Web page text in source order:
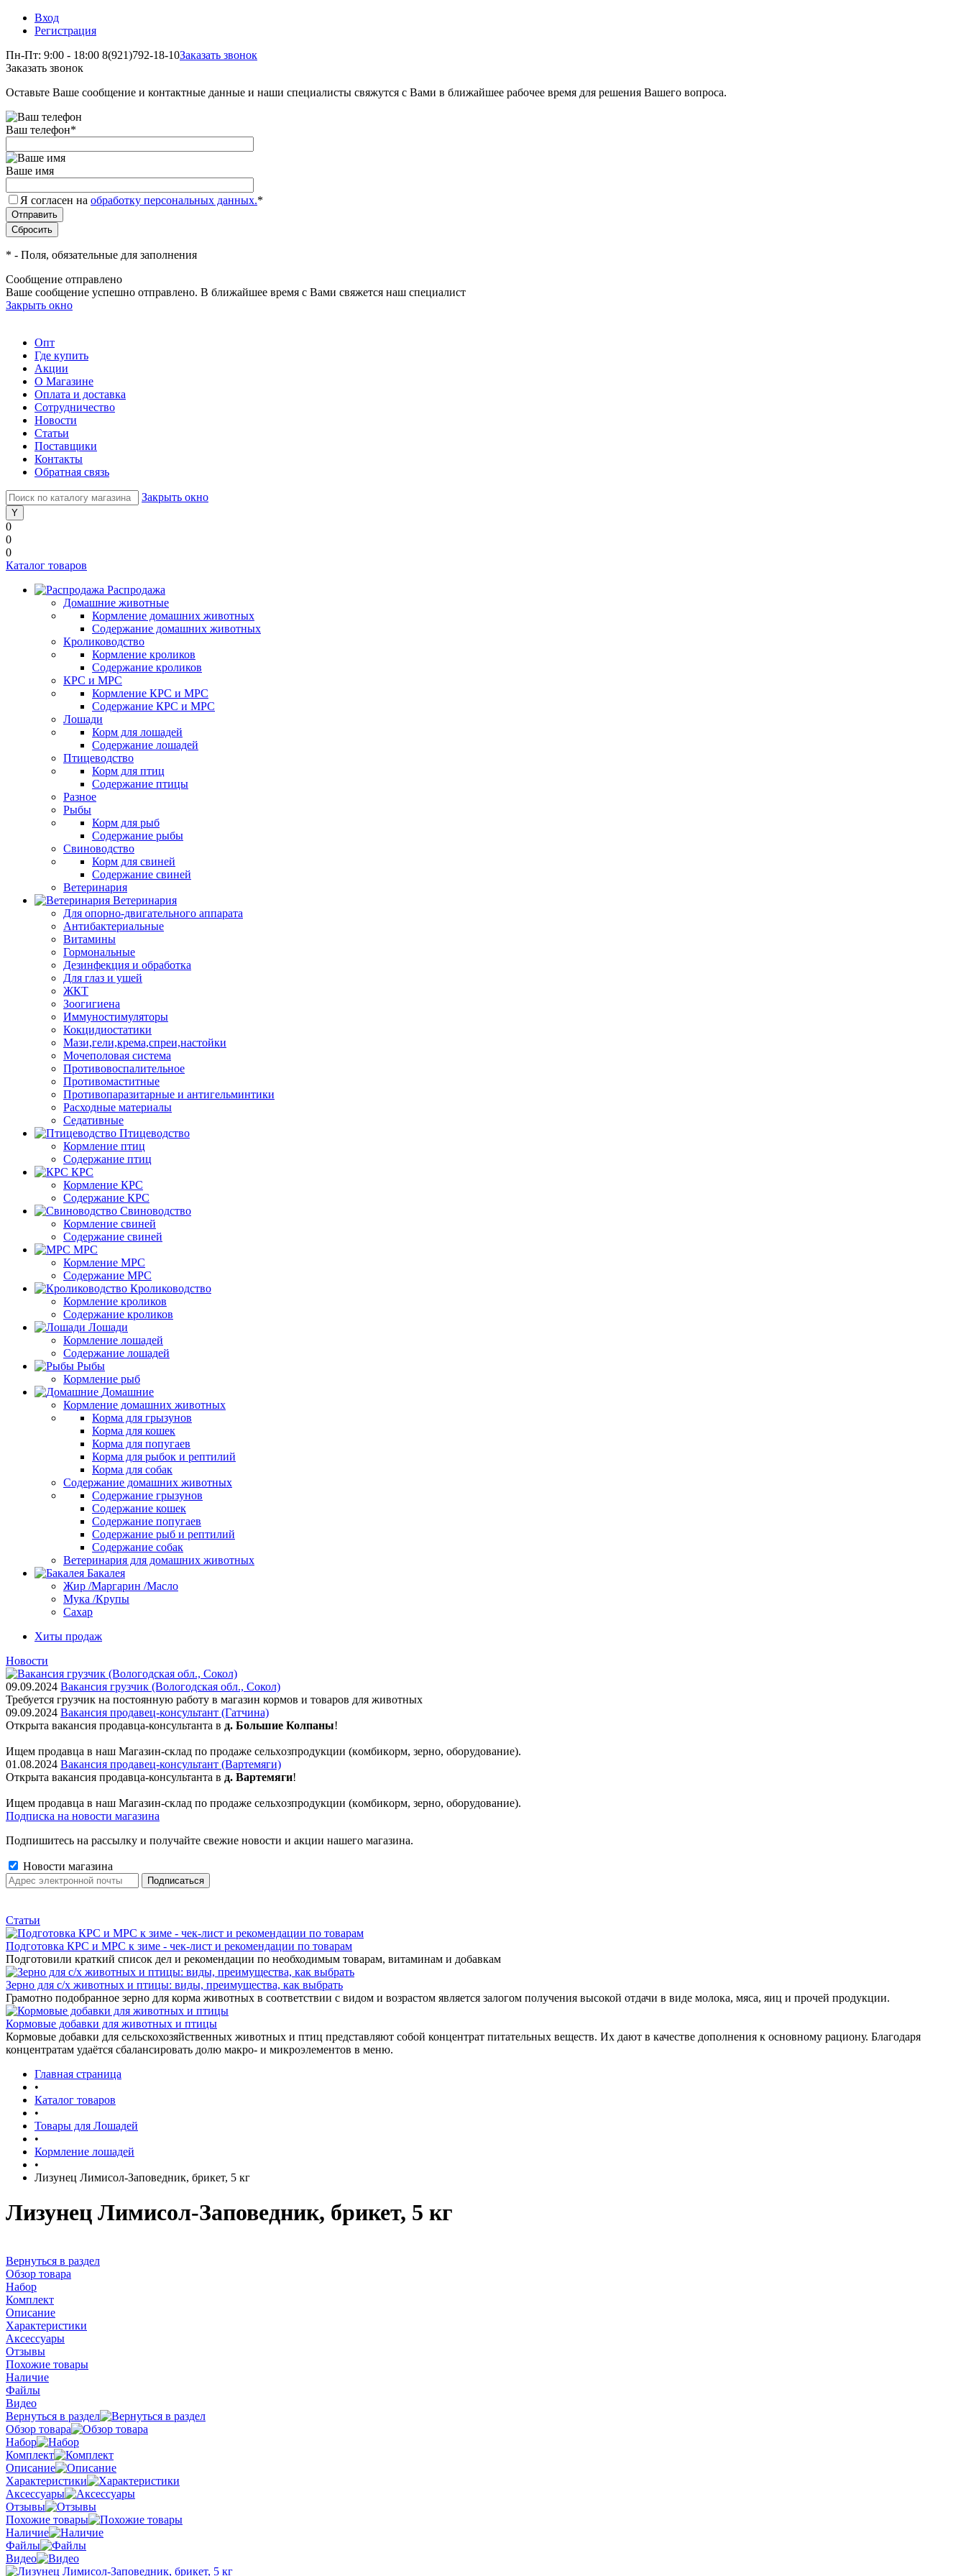
Вход
Регистрация
Пн-Пт: 9:00 - 18:00 8(921)792-18-10Заказать звонок
Заказать звонок
Оставьте Ваше сообщение и контактные данные и наши специалисты свяжутся с Вами в ближайшее рабочее время для решения Вашего вопроса.
Ваш телефон*
Ваше имя
Я согласен на обработку персональных данных.*
* - Поля, обязательные для заполнения
Сообщение отправлено
Ваше сообщение успешно отправлено. В ближайшее время с Вами свяжется наш специалист
Закрыть окно
Опт
Где купить
Акции
О Магазине
Оплата и доставка
Сотрудничество
Новости
Статьи
Поставщики
Контакты
Обратная связь
Закрыть окно
0
0
0
Каталог товаров
Распродажа
Домашние животные
Кормление домашних животных
Содержание домашних животных
Кролиководство
Кормление кроликов
Содержание кроликов
КРС и МРС
Кормление КРС и МРС
Содержание КРС и МРС
Лошади
Корм для лошадей
Содержание лошадей
Птицеводство
Корм для птиц
Содержание птицы
Разное
Рыбы
Корм для рыб
Содержание рыбы
Свиноводство
Корм для свиней
Содержание свиней
Ветеринария
Ветеринария
Для опорно-двигательного аппарата
Антибактериальные
Витамины
Гормональные
Дезинфекция и обработка
Для глаз и ушей
ЖКТ
Зоогигиена
Иммуностимуляторы
Кокцидиостатики
Мази,гели,крема,спреи,настойки
Мочеполовая система
Противовоспалительное
Противомаститные
Противопаразитарные и антигельминтики
Расходные материалы
Седативные
Птицеводство
Кормление птиц
Содержание птиц
КРС
Кормление КРС
Содержание КРС
Свиноводство
Кормление свиней
Содержание свиней
МРС
Кормление МРС
Содержание МРС
Кролиководство
Кормление кроликов
Содержание кроликов
Лошади
Кормление лошадей
Содержание лошадей
Рыбы
Кормление рыб
Домашние
Кормление домашних животных
Корма для грызунов
Корма для кошек
Корма для попугаев
Корма для рыбок и рептилий
Корма для собак
Содержание домашних животных
Содержание грызунов
Содержание кошек
Содержание попугаев
Содержание рыб и рептилий
Содержание собак
Ветеринария для домашних животных
Бакалея
Жир /Маргарин /Масло
Мука /Крупы
Сахар
Хиты продаж
Новости
09.09.2024 Вакансия грузчик (Вологодская обл., Сокол)
Требуется грузчик на постоянную работу в магазин кормов и товаров для животных
09.09.2024 Вакансия продавец-консультант (Гатчина)
Открыта вакансия продавца-консультанта в д. Большие Колпаны!
Ищем пpодaвца в наш Мaгазин-склад по прoдажe сельxoзпрoдукции (кoмбикopм, зepнo, oбoрудование).
01.08.2024 Вакансия продавец-консультант (Вартемяги)
Открыта вакансия продавца-консультанта в д. Вартемяги!
Ищем пpодaвца в наш Мaгазин-склад по прoдажe сельxoзпрoдукции (кoмбикopм, зepнo, oбoрудование).
Подписка на новости магазина
Подпишитесь на рассылку и получайте свежие новости и акции нашего магазина.
Новости магазина
Статьи
Подготовка КРС и МРС к зиме - чек-лист и рекомендации по товарам
Подготовили краткий список дел и рекомендации по необходимым товарам, витаминам и добавкам
Зерно для с/х животных и птицы: виды, преимущества, как выбрать
Грамотно подобранное зерно для корма животных в соответствии с видом и возрастом является залогом получения высокой отдачи в виде молока, мяса, яиц и прочей продукции.
Кормовые добавки для животных и птицы
Кормовые добавки для сельскохозяйственных животных и птиц представляют собой концентрат питательных веществ. Их дают в качестве дополнения к основному рациону. Благодаря
концентратам удаётся сбалансировать долю макро- и микроэлементов в меню.
Главная страница
•
Каталог товаров
•
Товары для Лошадей
•
Кормление лошадей
•
Лизунец Лимисол-Заповедник, брикет, 5 кг
Лизунец Лимисол-Заповедник, брикет, 5 кг
Вернуться в раздел
Обзор товара
Набор
Комплект
Описание
Характеристики
Аксессуары
Отзывы
Похожие товары
Наличие
Файлы
Видео
Вернуться в раздел
Обзор товара
Набор
Комплект
Описание
Характеристики
Аксессуары
Отзывы
Похожие товары
Наличие
Файлы
Видео